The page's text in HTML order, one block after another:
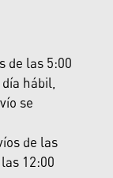
de las 5:00
hábil,
se
de las
12:00